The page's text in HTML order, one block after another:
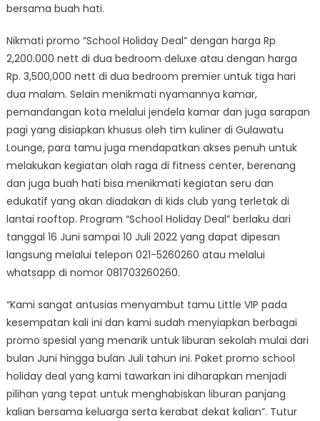
bersama buah hati.
Nikmati promo “School Holiday Deal” dengan harga Rp
2,200.000 nett di dua bedroom deluxe atau dengan harga
Rp. 3,500,000 nett di dua bedroom premier untuk tiga hari
dua malam. Selain menikmati nyamannya kamar,
pemandangan kota melalui jendela kamar dan juga sarapan
pagi yang disiapkan khusus oleh tim kuliner di Gulawatu
Lounge, para tamu juga mendapatkan akses penuh untuk
melakukan kegiatan olah raga di fitness center, berenang
dan juga buah hati bisa menikmati kegiatan seru dan
edukatif yang akan diadakan di kids club yang terletak di
lantai rooftop. Program “School Holiday Deal” berlaku dari
tanggal 16 Juni sampai 10 Juli 2022 yang dapat dipesan
langsung melalui telepon 021-5260260 atau melalui
whatsapp di nomor 081703260260.
“Kami sangat antusias menyambut tamu Little VIP pada
kesempatan kali ini dan kami sudah menyiapkan berbagai
promo spesial yang menarik untuk liburan sekolah mulai dari
bulan Juni hingga bulan Juli tahun ini. Paket promo school
holiday deal yang kami tawarkan ini diharapkan menjadi
pilihan yang tepat untuk menghabiskan liburan panjang
kalian bersama keluarga serta kerabat dekat kalian”. Tutur